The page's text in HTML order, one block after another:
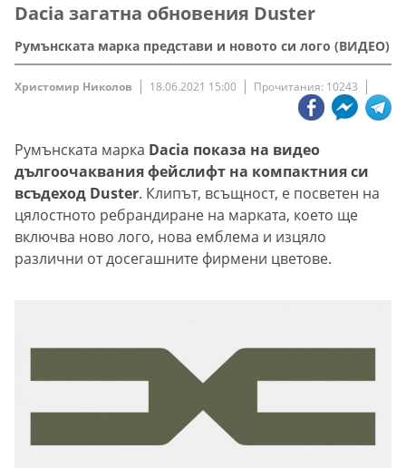
Dacia загатна обновения Duster
Румънската марка представи и новото си лого (ВИДЕО)
Христомир Николов 18.06.2021 15:00 Прочитания: 10243
Румънската марка Dacia показа на видео
дългоочаквания фейслифт на компактния си
всъдеход Duster. Клипът, всъщност, е посветен на
цялостното ребрандиране на марката, което ще
включва ново лого, нова емблема и изцяло
различни от досегашните фирмени цветове.